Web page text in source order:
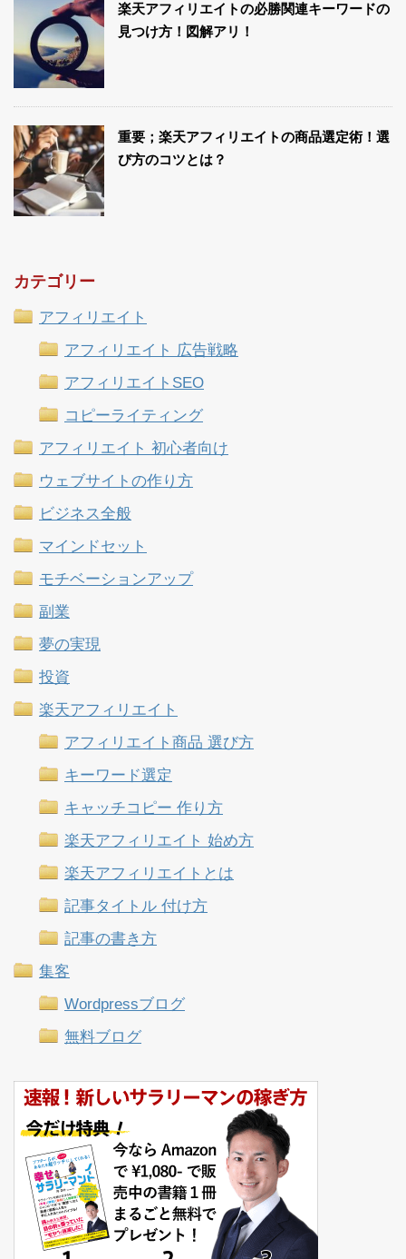
楽天アフィリエイトの必勝関連キーワードの
見つけ方！図解アリ！
重要；楽天アフィリエイトの商品選定術！選
び方のコツとは？
カテゴリー
アフィリエイト
アフィリエイト 広告戦略
アフィリエイトSEO
コピーライティング
アフィリエイト 初心者向け
ウェブサイトの作り方
ビジネス全般
マインドセット
モチベーションアップ
副業
夢の実現
投資
楽天アフィリエイト
アフィリエイト商品 選び方
キーワード選定
キャッチコピー 作り方
楽天アフィリエイト 始め方
楽天アフィリエイトとは
記事タイトル 付け方
記事の書き方
集客
Wordpressブログ
無料ブログ